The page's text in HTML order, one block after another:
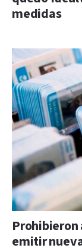
medidas
emitir